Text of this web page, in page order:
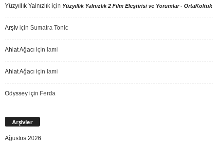
Yüzyıllık Yalnızlık için Yüzyıllık Yalnızlık 2 Film Eleştirisi ve Yorumlar - OrtaKoltuk
Arşiv için Sumatra Tonic
Ahlat Ağacı için lami
Ahlat Ağacı için lami
Odyssey için Ferda
Arşivler
Ağustos 2026